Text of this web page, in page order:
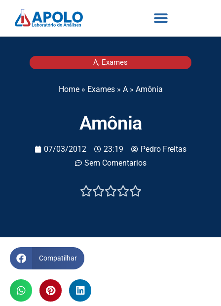
A, Exames
Home» Exames» A» Amônia
Amônia
07/03/2012 23:19
Pedro Freitas
Sem Comentarios

Compatilhar